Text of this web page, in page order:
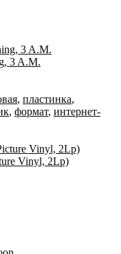
3 A.M.
, пластинка,
, формат, интернет-
Vinyl, 2Lp)